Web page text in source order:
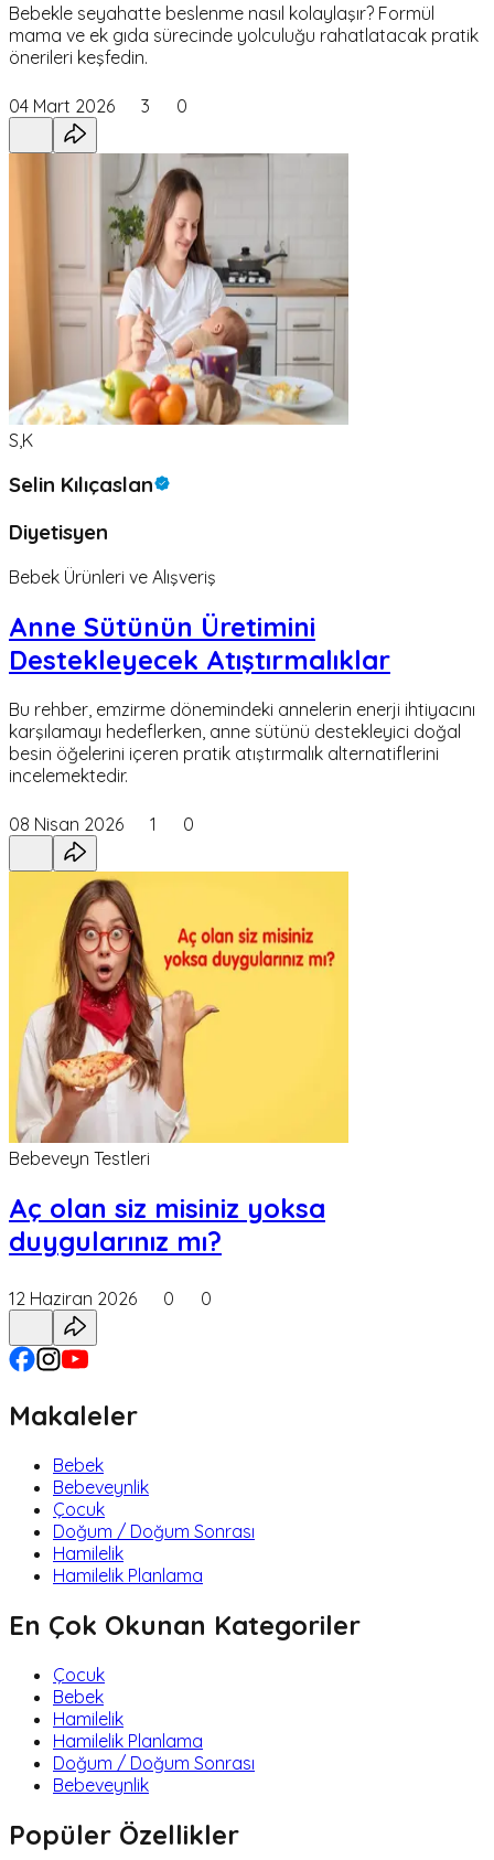
Bebekle seyahatte beslenme nasıl kolaylaşır? Formül
mama ve ek gıda sürecinde yolculuğu rahatlatacak pratik
önerileri keşfedin.
04 Mart 2026 3 0
S,K
Selin Kılıçaslan
Diyetisyen
Bebek Ürünleri ve Alışveriş
Anne Sütünün Üretimini
Destekleyecek Atıştırmalıklar
Bu rehber, emzirme dönemindeki annelerin enerji ihtiyacını
karşılamayı hedeflerken, anne sütünü destekleyici doğal
besin öğelerini içeren pratik atıştırmalık alternatiflerini
incelemektedir.
08 Nisan 2026 1 0
Bebeveyn Testleri
Aç olan siz misiniz yoksa
duygularınız mı?
12 Haziran 2026 0 0
Makaleler
Bebek
Bebeveynlik
Çocuk
Doğum / Doğum Sonrası
Hamilelik
Hamilelik Planlama
En Çok Okunan Kategoriler
Çocuk
Bebek
Hamilelik
Hamilelik Planlama
Doğum / Doğum Sonrası
Bebeveynlik
Popüler Özellikler